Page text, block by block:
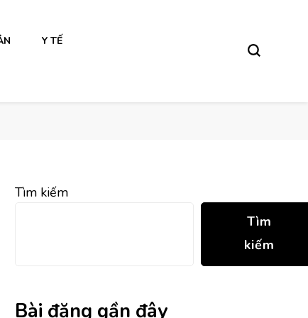
Y TẾ
Tìm kiếm
Tìm
kiếm
Bài đăng gần đây